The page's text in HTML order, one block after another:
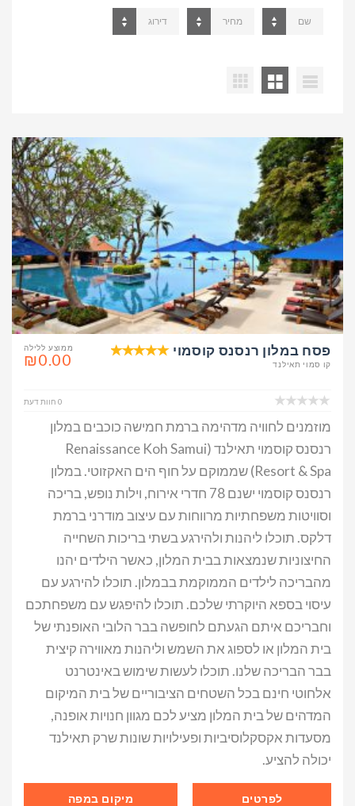
שם מחיר דירוג
ממוצע ללילה
₪0.00 פסח במלון רנסנס קוסמוי
קו סמוי תאילנד
0 חוות דעת
מוזמנים לחוויה מדהימה ברמת חמישה כוכבים במלון
רנסנס קוסמוי תאילנד (Renaissance Koh Samui
Resort & Spa) שממוקם על חוף הים האקזוטי. במלון
רנסנס קוסמוי ישנם 78 חדרי אירוח, וילות נופש, בריכה
וסוויטות משפחתיות מרווחות עם עיצוב מודרני ברמת
דלקס. תוכלו ליהנות ולהירגע בשתי בריכות השחייה
החיצוניות שנמצאות בבית המלון, כאשר הילדים יהנו
מהבריכה לילדים הממוקמת בבמלון. תוכלו להירגע עם
עיסוי בספא היוקרתי שלכם. תוכלו להיפגש עם משפחתכם
וחבריכם איתם הגעתם לחופשה בבר הלובי האופנתי של
בית המלון או לספוג את השמש וליהנות מאווירה קיצית
בבר הבריכה שלנו. תוכלו לעשות שימוש באינטרנט
אלחוטי חינם בכל השטחים הציבוריים של בית המיקום
המדהים של בית המלון מציע לכם מגוון חנויות אופנה,
מסעדות אקסקלוסיביות ופעילויות שונות שרק תאילנד
יכולה להציע.
לפרטים מיקום במפה